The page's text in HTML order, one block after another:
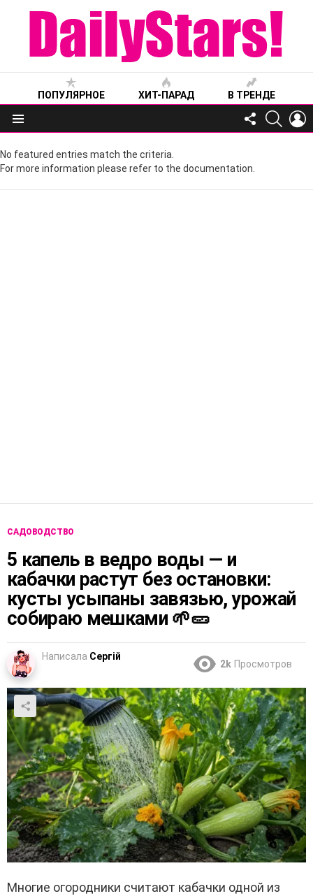
ПОПУЛЯРНОЕ ХИТ-ПАРАД В ТРЕНДЕ
Меню
FOLLOW
US
No featured entries match the criteria.
For more information please refer to the documentation.
САДОВОДСТВО
5 капель в ведро воды — и
кабачки растут без остановки:
кусты усыпаны завязью, урожай
собираю мешками 🌱🥒
Написала Сергій
2k Просмотров
Многие огородники считают кабачки одной из